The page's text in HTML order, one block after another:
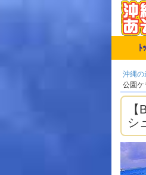
ﾄ
沖縄
公園ケ
シ